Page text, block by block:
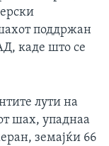
поддржан
каде што се
лути на
шах, упаднаа
земајќи 66